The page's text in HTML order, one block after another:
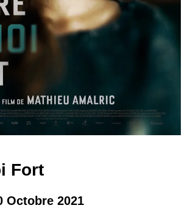
Fort
Octobre 2021